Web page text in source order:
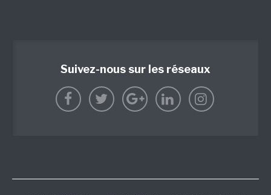
Suivez-nous sur les réseaux